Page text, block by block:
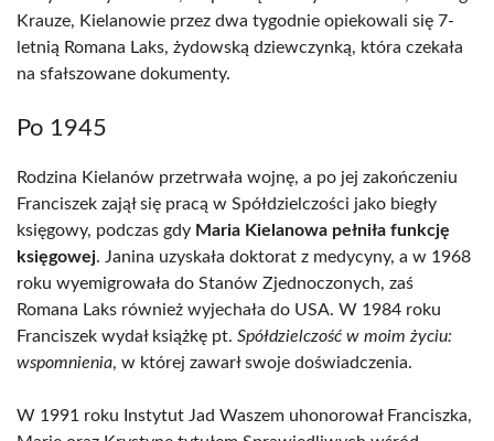
Krauze, Kielanowie przez dwa tygodnie opiekowali się 7-
letnią Romana Laks, żydowską dziewczynką, która czekała
na sfałszowane dokumenty.
Po 1945
Rodzina Kielanów przetrwała wojnę, a po jej zakończeniu
Franciszek zajął się pracą w Spółdzielczości jako biegły
księgowy, podczas gdy Maria Kielanowa pełniła funkcję
księgowej. Janina uzyskała doktorat z medycyny, a w 1968
roku wyemigrowała do Stanów Zjednoczonych, zaś
Romana Laks również wyjechała do USA. W 1984 roku
Franciszek wydał książkę pt. Spółdzielczość w moim życiu:
wspomnienia, w której zawarł swoje doświadczenia.
W 1991 roku Instytut Jad Waszem uhonorował Franciszka,